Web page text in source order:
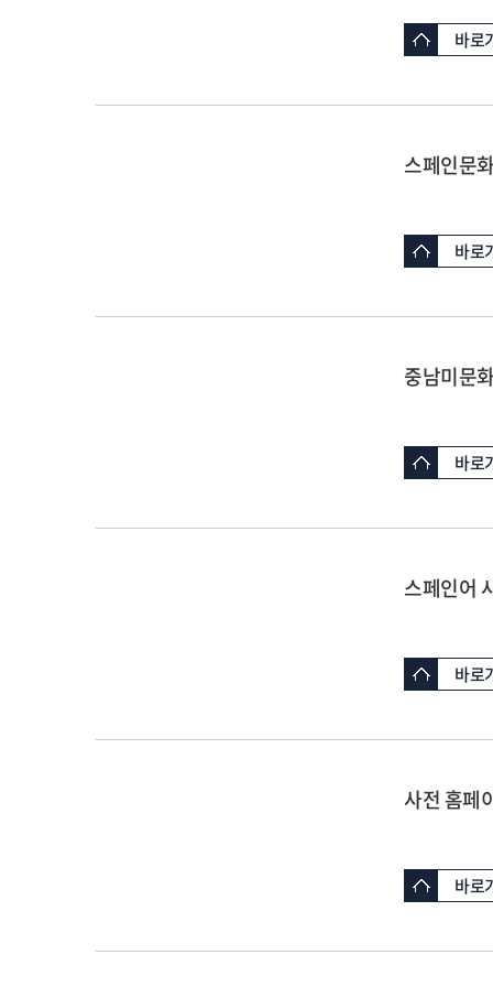
바로
스페인문
바로
중남미문
바로
스페인어
바로
사전 홈페
바로